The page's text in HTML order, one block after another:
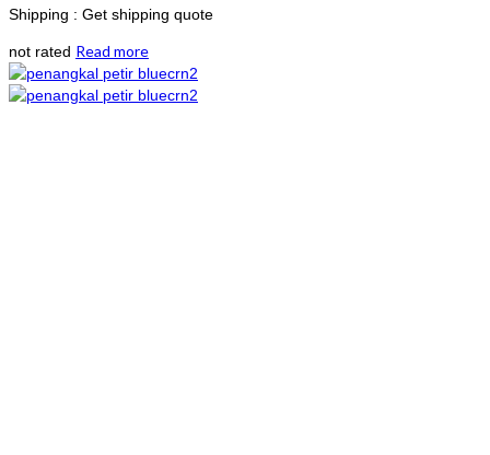
Shipping : Get shipping quote
not rated Read more